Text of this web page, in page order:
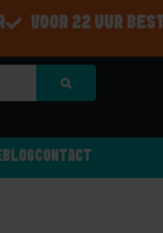
VOOR 22 UUR
BLOGCONTACT